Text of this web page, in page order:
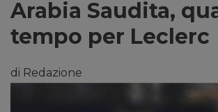
Arabia Saudita,
tempo per Leclerc
di Redazione